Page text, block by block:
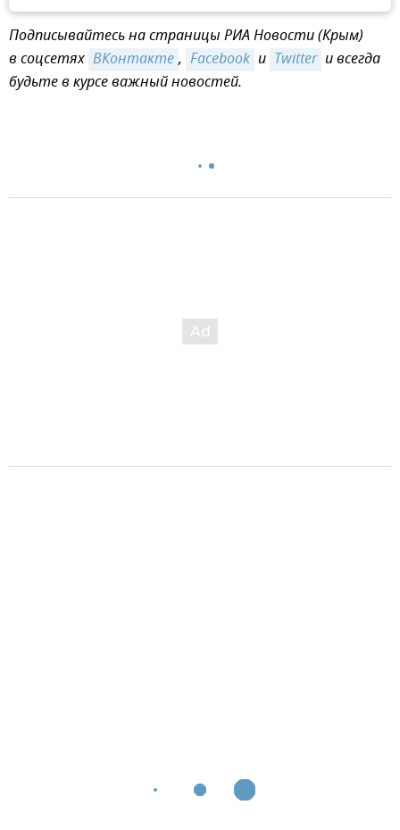
Подписывайтесь на страницы РИА Новости (Крым)
в соцсетях ВКонтакте, Facebook и Twitter и всегда
будьте в курсе важный новостей.